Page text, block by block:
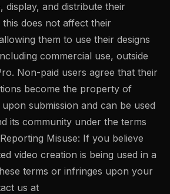
display, and distribute their
this does not affect their
them to use their designs
commercial use, outside
Non-paid users agree that their
become the property of
submission and can be used
its community under the terms
Misuse: If you believe
video creation is being used in a
terms or infringes upon your
us at